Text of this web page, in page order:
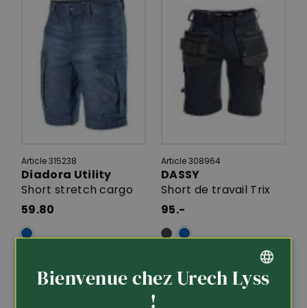
Article 315238
Diadora Utility
Short stretch cargo
59.80
Article 308964
DASSY
Short de travail Trix
95.-
GERMAN
Bienvenue chez Urech Lyss
!